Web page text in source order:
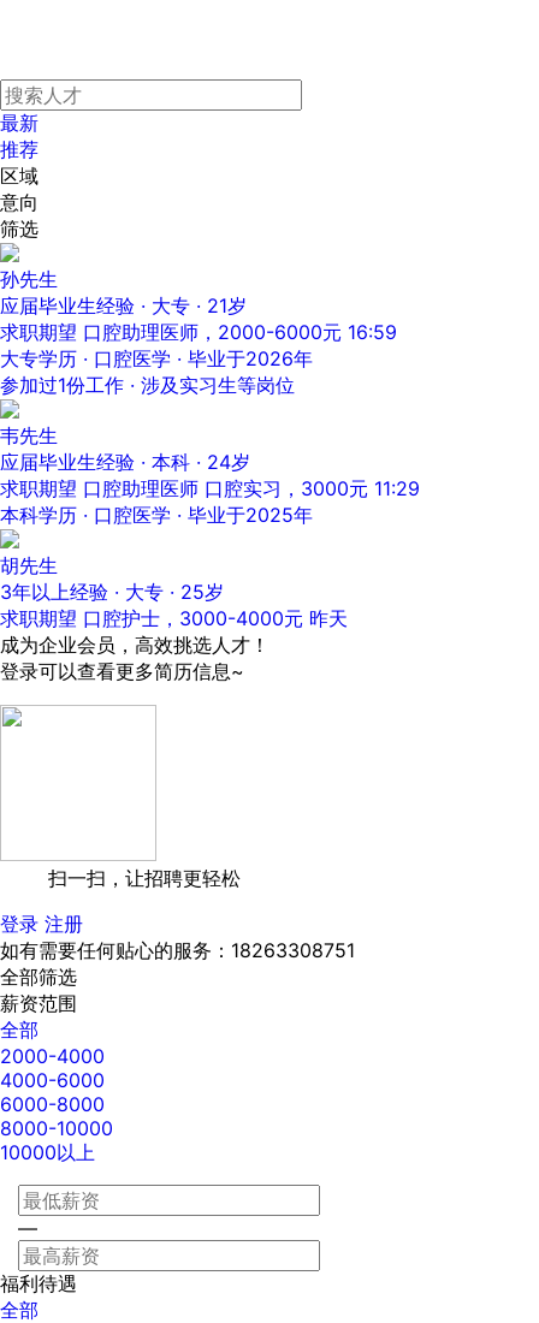
最新
推荐
区域
意向
筛选
孙先生
应届毕业生经验 · 大专 · 21岁
求职期望 口腔助理医师，2000-6000元 16:59
大专学历 · 口腔医学 · 毕业于2026年
参加过1份工作 · 涉及实习生等岗位
韦先生
应届毕业生经验 · 本科 · 24岁
求职期望 口腔助理医师 口腔实习，3000元 11:29
本科学历 · 口腔医学 · 毕业于2025年
胡先生
3年以上经验 · 大专 · 25岁
求职期望 口腔护士，3000-4000元 昨天
成为企业会员，高效挑选人才！
登录可以查看更多简历信息~
扫一扫，让招聘更轻松
登录 注册
如有需要任何贴心的服务：18263308751
全部筛选
薪资范围
全部
2000-4000
4000-6000
6000-8000
8000-10000
10000以上
—
福利待遇
全部